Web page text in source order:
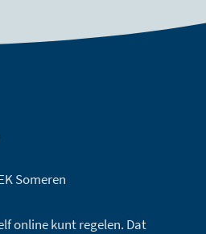
Someren
online kunt regelen. Dat